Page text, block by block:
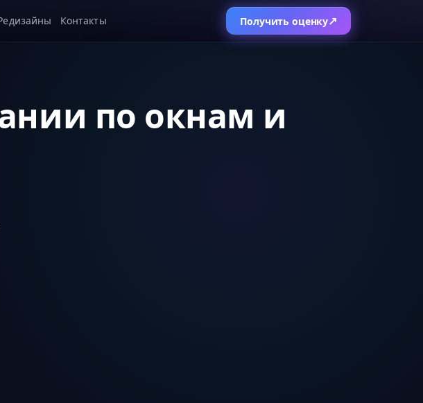
Контакты Получить оценку↗
по окнам и